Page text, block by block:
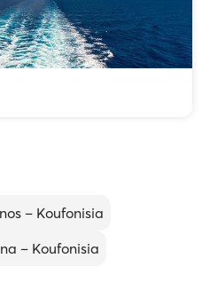
– Koufonisia
– Koufonisia